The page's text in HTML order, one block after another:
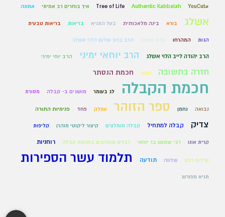
#YouCut
Authentic Kabbalah
Tree of Life איך בוחרים רב אמיתי אמונה
אשלג בורא בינה מלאכותית בעל התניא בריאות בריאות טבעית
הגות המהרחו הרב אשלג הרב ברוך שלום הלוי אשלג
הרב יהודה לייב הלוי אשלג הרב יוחאי ימיני הרב יוחי ימיני
חזרה בתשובה חטא חכמת הנסתר
חכמת הקבלה לג בעומר מושגים ב- קבלה מסורת
נבואה נחמן ספר הזוהר עמלק פחד פנימיות התורה
צדיק קבלה למתחיל קבלה מומלצים קיצור ליקוטי מוהרן קליפות
קרית אונו רבי שמעון בר יוחאי רבנים מומלצים בחכמת קבלה רוחניות
שילוח הקן שלווה תודעה תלמוד עשר הספירות
תניא מפורש